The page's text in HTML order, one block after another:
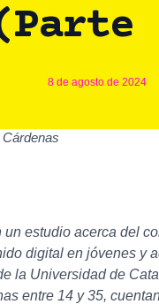
8 de agosto de 2024
un estudio acerca del
digital en jóvenes y
la Universidad de
entre 14 y 35,